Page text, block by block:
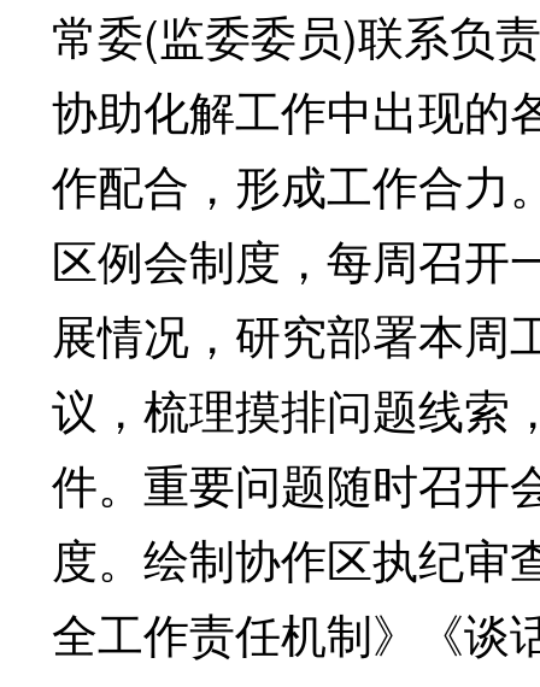
常委(监委委员)联系负
协助化解工作中出现的
作配合，形成工作合力
区例会制度，每周召开
展情况，研究部署本周
议，梳理摸排问题线索
件。重要问题随时召开
度。绘制协作区执纪审
全工作责任机制》《谈